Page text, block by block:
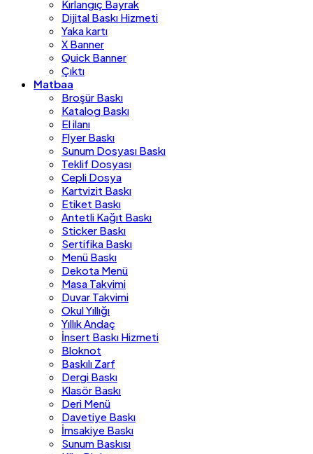
Kırlangıç Bayrak
Dijital Baskı Hizmeti
Yaka kartı
X Banner
Quick Banner
Çıktı
Matbaa
Broşür Baskı
Katalog Baskı
El ilanı
Flyer Baskı
Sunum Dosyası Baskı
Teklif Dosyası
Cepli Dosya
Kartvizit Baskı
Etiket Baskı
Antetli Kağıt Baskı
Sticker Baskı
Sertifika Baskı
Menü Baskı
Dekota Menü
Masa Takvimi
Duvar Takvimi
Okul Yıllığı
Yıllık Andaç
İnsert Baskı Hizmeti
Bloknot
Baskılı Zarf
Dergi Baskı
Klasör Baskı
Deri Menü
Davetiye Baskı
İmsakiye Baskı
Sunum Baskısı